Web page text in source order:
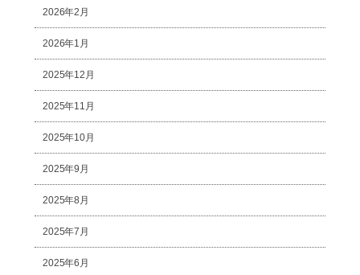
2026年2月
2026年1月
2025年12月
2025年11月
2025年10月
2025年9月
2025年8月
2025年7月
2025年6月